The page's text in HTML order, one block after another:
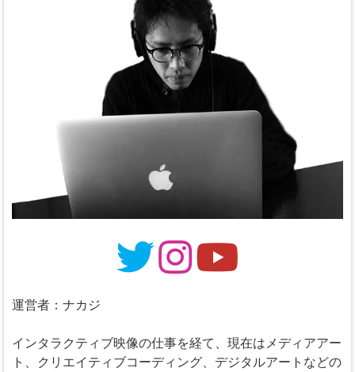
運営者：ナカジ
インタラクティブ映像の仕事を経て、現在はメディアアー
ト、クリエイティブコーディング、デジタルアートなどの